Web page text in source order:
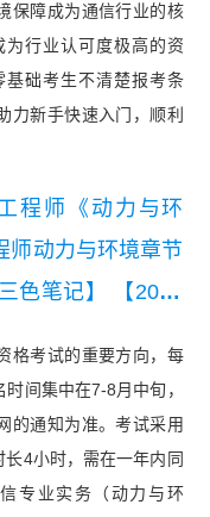
保障成为通信行业的核
行业认可度极高的资
础考生不清楚报考条
力新手快速入门，顺利
程师《动力与环
师动力与环境章节
色笔记】
【2025
境知识点集锦】
力知识点集锦】
真模拟密卷及答
格考试的重要方向，每
间集中在7-8月中旬，
的通知为准。考试采用
4小时，需在一年内同
专业实务（动力与环